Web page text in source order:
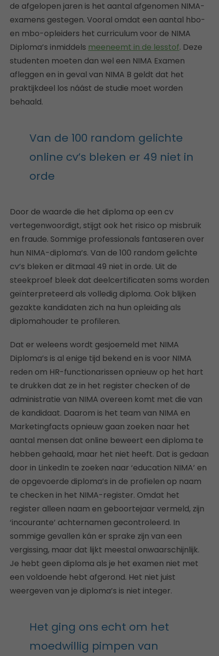
de afgelopen jaren is het aantal afgenomen NIMA-
examens gestegen. Vooral omdat een aantal hbo-
en mbo-opleiders het curriculum voor de NIMA
Diploma’s inmiddels meeneemt in de lesstof. Deze
studenten moeten dan wel een NIMA Examen
afleggen en in geval van NIMA B geldt dat het
praktijkdeel los náást de studie moet worden
behaald.
Van de 100 random gelichte
online cv’s bleken er 49 niet in
orde
Door de waarde die het diploma op een cv
vertegenwoordigt, stijgt ook het risico op misbruik
en fraude. Sommige professionals fantaseren over
hun NIMA-diploma’s. Van de 100 random gelichte
cv’s bleken er ditmaal 49 niet in orde. Uit de
steekproef bleek dat deelcertificaten soms worden
geïnterpreteerd als volledig diploma. Ook blijken
gezakte kandidaten zich na hun opleiding als
diplomahouder te profileren.
Dat er weleens wordt gesjoemeld met NIMA
Diploma’s is al enige tijd bekend en is voor NIMA
reden om HR-functionarissen opnieuw op het hart
te drukken dat ze in het register checken of de
administratie van NIMA overeen komt met die van
de kandidaat. Daarom is het team van NIMA en
Marketingfacts opnieuw gaan zoeken naar het
aantal mensen dat online beweert een diploma te
hebben gehaald, maar het niet heeft. Dat is gedaan
door in LinkedIn te zoeken naar ‘education NIMA’ en
de opgevoerde diploma’s in de profielen op naam
te checken in het NIMA-register. Omdat het
register alleen naam en geboortejaar vermeld, zijn
‘incourante’ achternamen gecontroleerd. In
sommige gevallen kán er sprake zijn van een
vergissing, maar dat lijkt meestal onwaarschijnlijk.
Je hebt geen diploma als je het examen niet met
een voldoende hebt afgerond. Het niet juist
weergeven van je diploma’s is niet integer.
Het ging ons echt om het
moedwillig pimpen van